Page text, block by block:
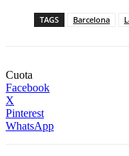
TAGS Barcelona
Cuota
Facebook
X
Pinterest
WhatsApp